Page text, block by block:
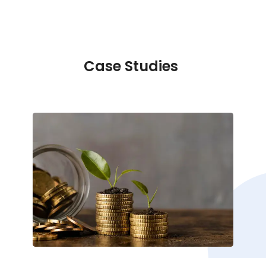
Case Studies